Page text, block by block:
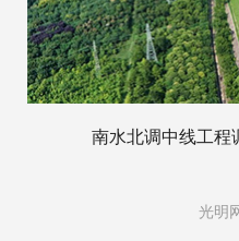
南水北调中线工程
光明